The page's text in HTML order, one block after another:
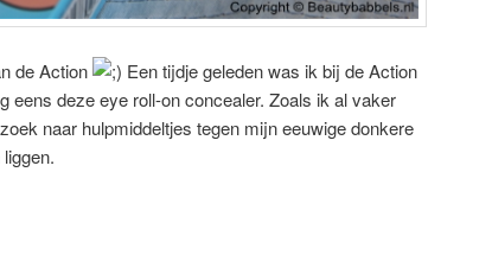
de Action
Een tijdje geleden was ik bij de Action
eens deze eye roll-on concealer. Zoals ik al vaker
naar hulpmiddeltjes tegen mijn eeuwige donkere